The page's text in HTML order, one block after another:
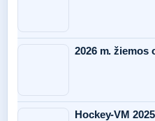
2026 m. žiemos
Hockey-VM